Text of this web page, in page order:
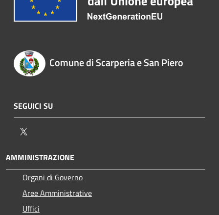
Comune di Scarperia e San Piero
SEGUICI SU
AMMINISTRAZIONE
Organi di Governo
Aree Amministrative
Uffici